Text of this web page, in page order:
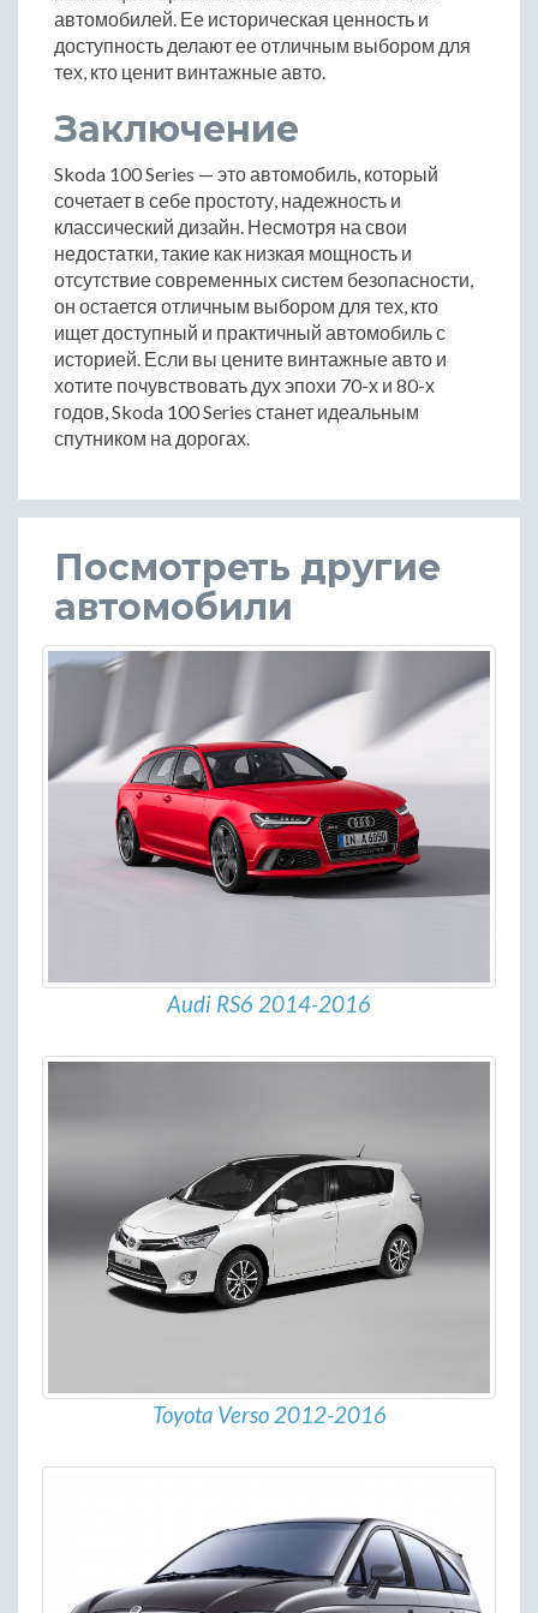
автомобилей. Ее историческая ценность и
доступность делают ее отличным выбором для
тех, кто ценит винтажные авто.
Заключение
Skoda 100 Series — это автомобиль, который
сочетает в себе простоту, надежность и
классический дизайн. Несмотря на свои
недостатки, такие как низкая мощность и
отсутствие современных систем безопасности,
он остается отличным выбором для тех, кто
ищет доступный и практичный автомобиль с
историей. Если вы цените винтажные авто и
хотите почувствовать дух эпохи 70-х и 80-х
годов, Skoda 100 Series станет идеальным
спутником на дорогах.
Посмотреть другие
автомобили
Audi RS6 2014-2016
Toyota Verso 2012-2016